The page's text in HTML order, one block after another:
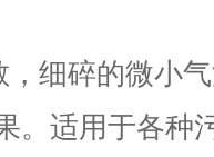
细碎的微小气
。适用于各种